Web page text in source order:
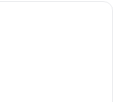
mit einem Bett,